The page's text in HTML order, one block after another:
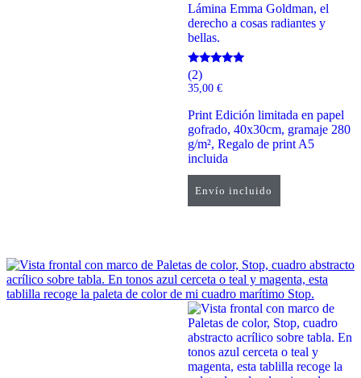
Envío incluido
Lámina Emma Goldman, el
derecho a cosas radiantes y
bellas.
Valorado
con
5.00
(2)
35,00 €
Print Edición limitada en papel
gofrado, 40x30cm, gramaje 280
g/m², Regalo de print A5
incluida
Añadir al carrito